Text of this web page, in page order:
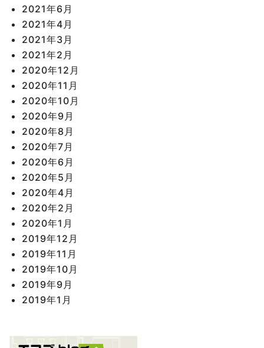
2021年6月
2021年4月
2021年3月
2021年2月
2020年12月
2020年11月
2020年10月
2020年9月
2020年8月
2020年7月
2020年6月
2020年5月
2020年4月
2020年2月
2020年1月
2019年12月
2019年11月
2019年10月
2019年9月
2019年1月